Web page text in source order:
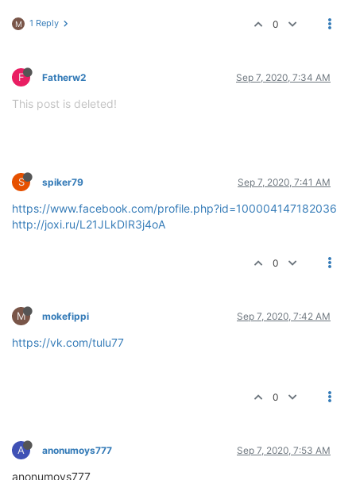
M 1 Reply 0
F Fatherw2 Sep 7, 2020, 7:34 AM
This post is deleted!
S spiker79 Sep 7, 2020, 7:41 AM
https://www.facebook.com/profile.php?id=100004147182036
http://joxi.ru/L21JLkDIR3j4oA
0
M mokefippi Sep 7, 2020, 7:42 AM
https://vk.com/tulu77
0
A anonumoys777 Sep 7, 2020, 7:53 AM
anonumoys777